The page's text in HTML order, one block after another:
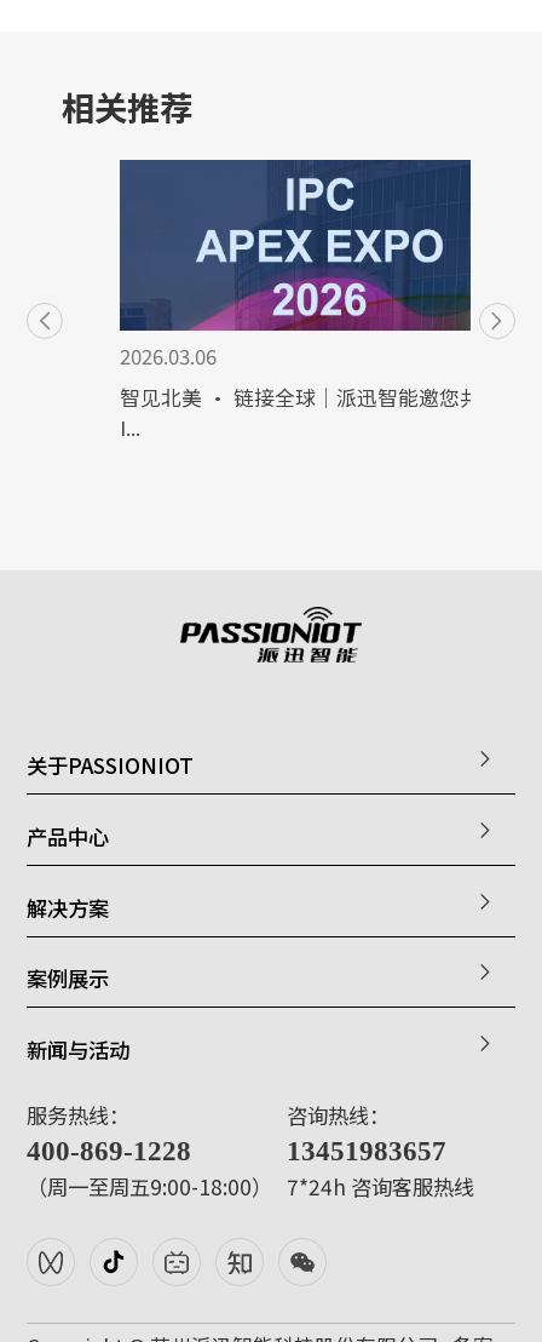
相关推荐
2026.03.06
智见北美 · 链接全球｜派迅智能邀您共赴
关于PASSIONIOT
产品中心
解决方案
案例展示
新闻与活动
服务热线：
400-869-1228
（周一至周五9:00-18:00）
咨询热线：
13451983657
7*24h 咨询客服热线